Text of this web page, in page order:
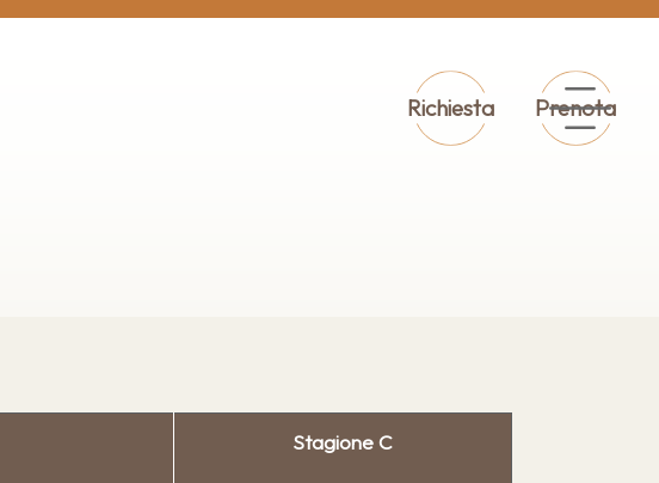
Richiesta Prenota
Stagione C